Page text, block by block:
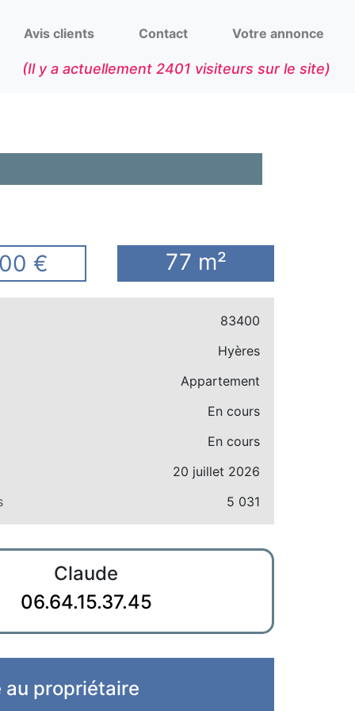
Avis clients Contact Votre annonce
(Il y a actuellement 2401 visiteurs sur le site)
€ 77 m²
83400
Hyères
Appartement
En cours
En cours
20 juillet 2026
5 031
Claude
06.64.15.37.45
au propriétaire